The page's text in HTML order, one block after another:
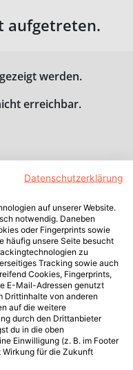
aufgetreten.
werden.
erreichbar.
Datenschutzerklärung
auf unserer Website.
notwendig. Daneben
oder Fingerprints sowie
häufig unsere Seite besucht
zu
Tracking sowie auch
Cookies, Fingerprints,
E-Mail-Adressen genutzt
Drittinhalte von anderen
auf die weitere
durch den Drittanbieter
du in die oben
Einwilligung (z. B. im Footer
Wirkung für die Zukunft